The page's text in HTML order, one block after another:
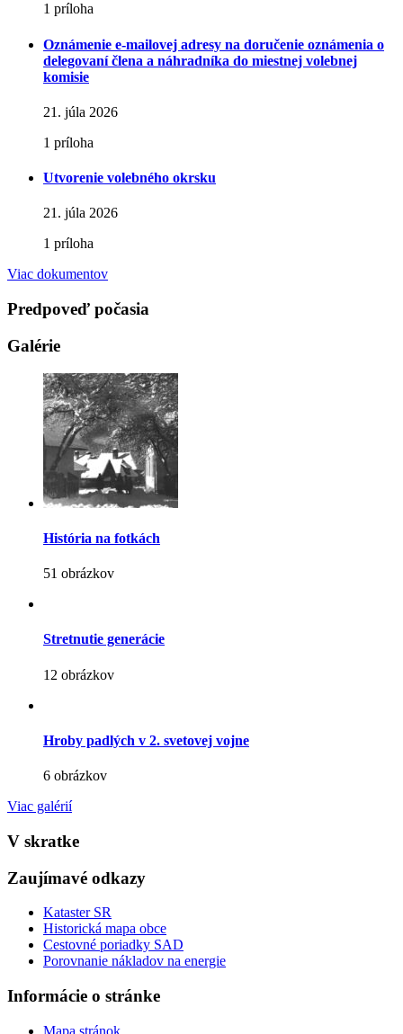
1 príloha
Oznámenie e-mailovej adresy na doručenie oznámenia o
delegovaní člena a náhradníka do miestnej volebnej
komisie
21. júla 2026
1 príloha
Utvorenie volebného okrsku
21. júla 2026
1 príloha
Viac dokumentov
Predpoveď počasia
Galérie
História na fotkách
51 obrázkov
Stretnutie generácie
12 obrázkov
Hroby padlých v 2. svetovej vojne
6 obrázkov
Viac galérií
V skratke
Zaujímavé odkazy
Kataster SR
Historická mapa obce
Cestovné poriadky SAD
Porovnanie nákladov na energie
Informácie o stránke
Mapa stránok